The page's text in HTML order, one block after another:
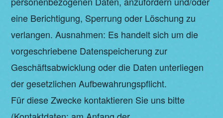
eine Berichtigung, Sperrung oder Löschung zu
verlangen. Ausnahmen: Es handelt sich um die
vorgeschriebene Datenspeicherung zur
Geschäftsabwicklung oder die Daten unterliegen
der gesetzlichen Aufbewahrungspflicht.
Für diese Zwecke kontaktieren Sie uns bitte